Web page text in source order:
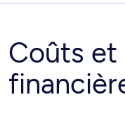
Coûts et